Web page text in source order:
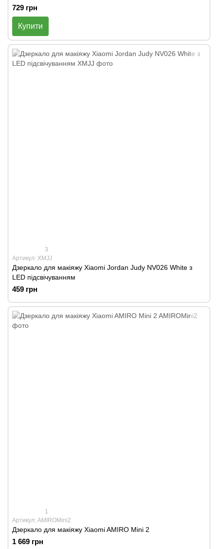
729 грн
Купити
3
Артикул: XMJJ
Дзеркало для макіяжу Xiaomi Jordan Judy NV026 White з
LED підсвічуванням
459 грн
1
Артикул: AMIROMini2
Дзеркало для макіяжу Xiaomi AMIRO Mini 2
1 669 грн